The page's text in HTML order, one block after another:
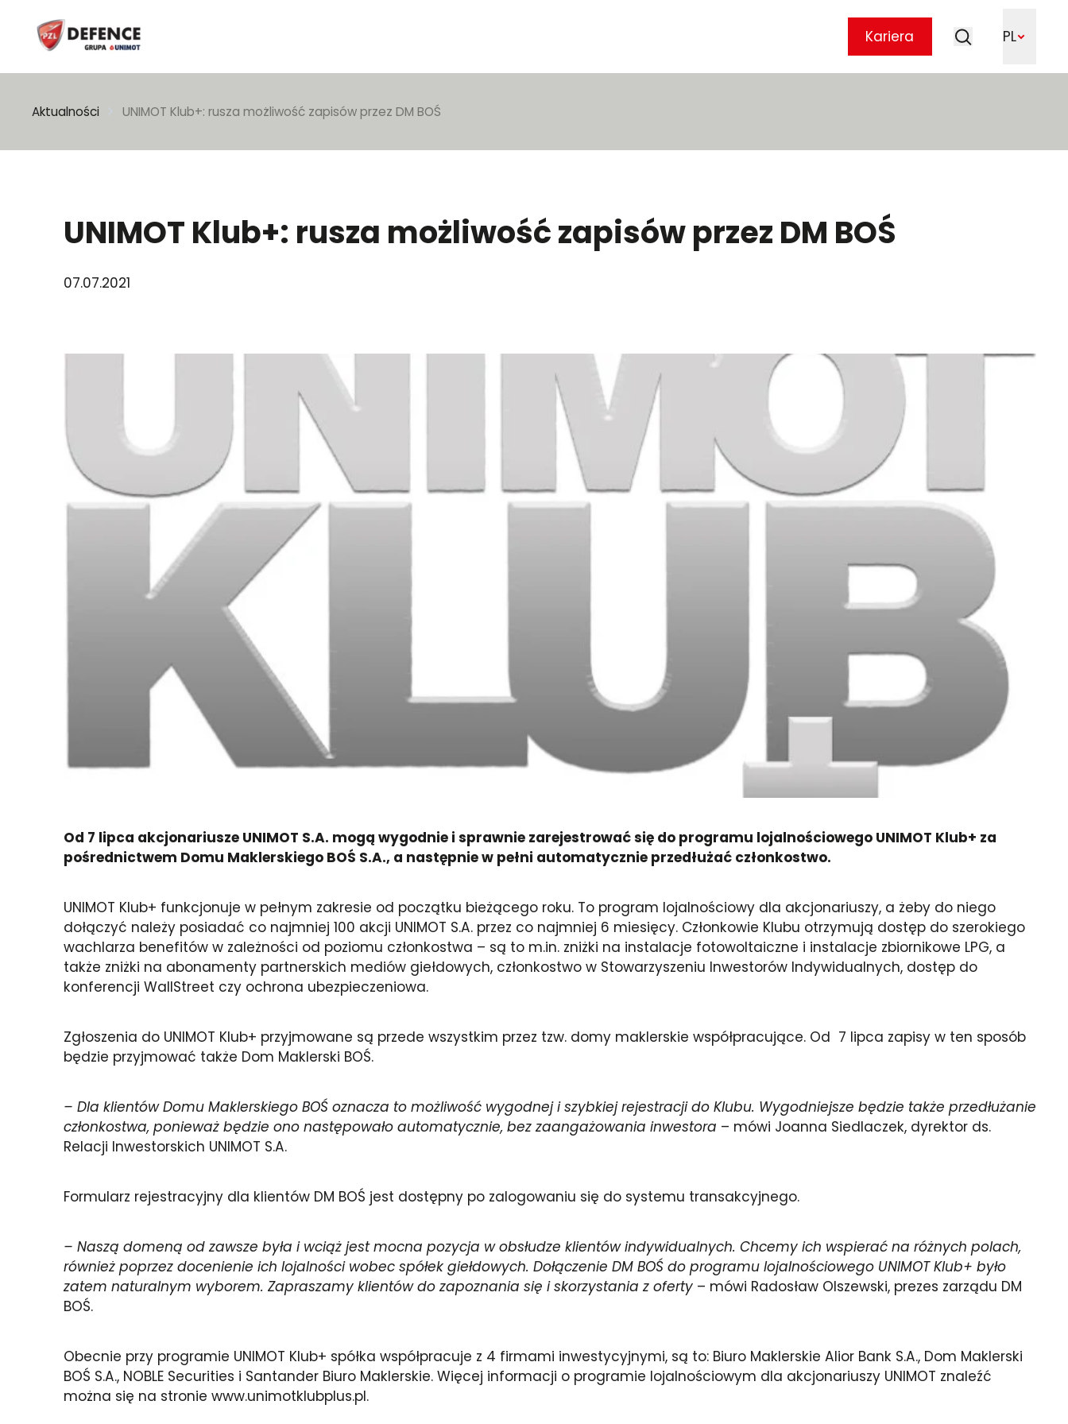
Kariera
PL
Aktualności UNIMOT Klub+: rusza możliwość zapisów przez DM BOŚ
UNIMOT Klub+: rusza możliwość zapisów przez DM BOŚ
07.07.2021
Od 7 lipca akcjonariusze UNIMOT S.A. mogą wygodnie i sprawnie zarejestrować się do programu lojalnościowego UNIMOT Klub+ za
pośrednictwem Domu Maklerskiego BOŚ S.A., a następnie w pełni automatycznie przedłużać członkostwo.
UNIMOT Klub+ funkcjonuje w pełnym zakresie od początku bieżącego roku. To program lojalnościowy dla akcjonariuszy, a żeby do niego
dołączyć należy posiadać co najmniej 100 akcji UNIMOT S.A. przez co najmniej 6 miesięcy. Członkowie Klubu otrzymują dostęp do szerokiego
wachlarza benefitów w zależności od poziomu członkostwa – są to m.in. zniżki na instalacje fotowoltaiczne i instalacje zbiornikowe LPG, a
także zniżki na abonamenty partnerskich mediów giełdowych, członkostwo w Stowarzyszeniu Inwestorów Indywidualnych, dostęp do
konferencji WallStreet czy ochrona ubezpieczeniowa.
Zgłoszenia do UNIMOT Klub+ przyjmowane są przede wszystkim przez tzw. domy maklerskie współpracujące. Od 7 lipca zapisy w ten sposób
będzie przyjmować także Dom Maklerski BOŚ.
– Dla klientów Domu Maklerskiego BOŚ oznacza to możliwość wygodnej i szybkiej rejestracji do Klubu. Wygodniejsze będzie także przedłużanie
członkostwa, ponieważ będzie ono następowało automatycznie, bez zaangażowania inwestora – mówi Joanna Siedlaczek, dyrektor ds.
Relacji Inwestorskich UNIMOT S.A.
Formularz rejestracyjny dla klientów DM BOŚ jest dostępny po zalogowaniu się do systemu transakcyjnego.
– Naszą domeną od zawsze była i wciąż jest mocna pozycja w obsłudze klientów indywidualnych. Chcemy ich wspierać na różnych polach,
również poprzez docenienie ich lojalności wobec spółek giełdowych. Dołączenie DM BOŚ do programu lojalnościowego UNIMOT Klub+ było
zatem naturalnym wyborem. Zapraszamy klientów do zapoznania się i skorzystania z oferty– mówi Radosław Olszewski, prezes zarządu DM
BOŚ.
Obecnie przy programie UNIMOT Klub+ spółka współpracuje z 4 firmami inwestycyjnymi, są to: Biuro Maklerskie Alior Bank S.A., Dom Maklerski
BOŚ S.A., NOBLE Securities i Santander Biuro Maklerskie. Więcej informacji o programie lojalnościowym dla akcjonariuszy UNIMOT znaleźć
można się na stronie www.unimotklubplus.pl.